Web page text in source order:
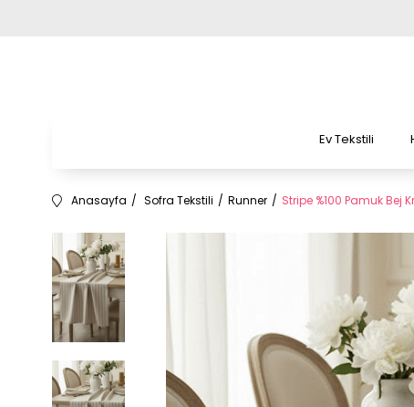
Ev Tekstili
Anasayfa Sofra Tekstili Runner Stripe %100 Pamuk Bej